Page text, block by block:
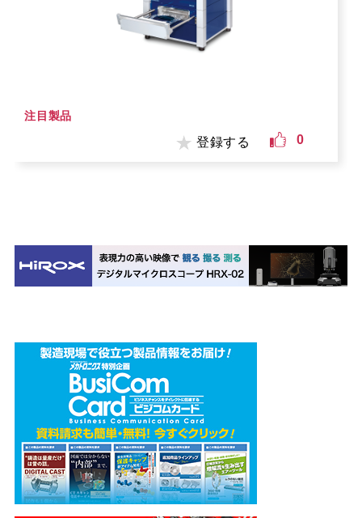
注目製品
登録する 0